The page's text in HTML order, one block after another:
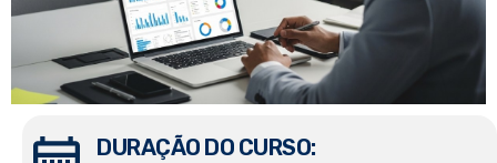
DURAÇÃO DO CURSO: